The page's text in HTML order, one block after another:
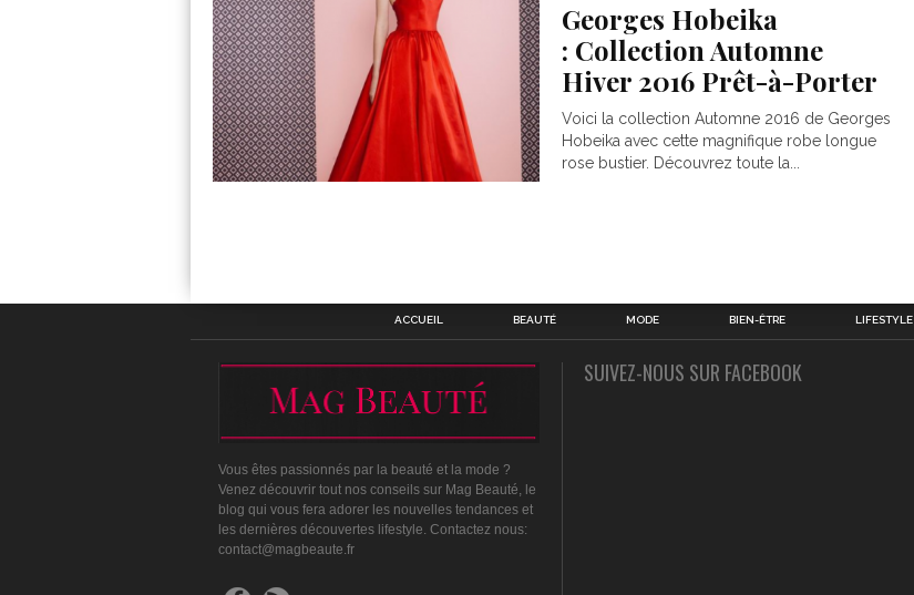
Georges Hobeika
: Collection Automne
Hiver 2016 Prêt-à-Porter
Voici la collection Automne 2016 de Georges
Hobeika avec cette magnifique robe longue
rose bustier. Découvrez toute la...
ACCUEIL BEAUTÉ MODE BIEN-ÊTRE LIFESTYLE
Vous êtes passionnés par la beauté et la mode ?
Venez découvrir tout nos conseils sur Mag Beauté, le
blog qui vous fera adorer les nouvelles tendances et
les dernières découvertes lifestyle. Contactez nous:
contact@magbeaute.fr
SUIVEZ-NOUS SUR FACEBOOK